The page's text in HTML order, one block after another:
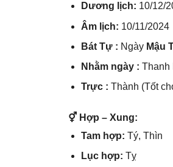
Dươnɡ lịch: 10/12/
Âm lịch: 10/11/2024
Bát Tự : Ngày Mậu
Nhằm ngày : Thanh
Trực : Thành (Tốt
⚥ Hợp – Xung:
Tam hợp: Tý, Thìn
Lục hợp: Tỵ